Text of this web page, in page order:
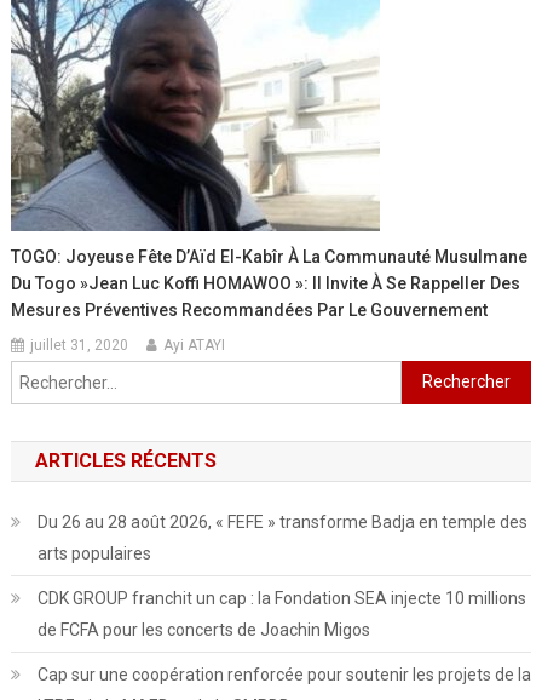
TOGO: Joyeuse Fête D’Aïd El-Kabîr À La Communauté Musulmane
Du Togo »Jean Luc Koffi HOMAWOO »: Il Invite À Se Rappeller Des
Mesures Préventives Recommandées Par Le Gouvernement
juillet 31, 2020 Ayi ATAYI
Rechercher :
ARTICLES RÉCENTS
Du 26 au 28 août 2026, « FEFE » transforme Badja en temple des
arts populaires
CDK GROUP franchit un cap : la Fondation SEA injecte 10 millions
de FCFA pour les concerts de Joachin Migos
Cap sur une coopération renforcée pour soutenir les projets de la